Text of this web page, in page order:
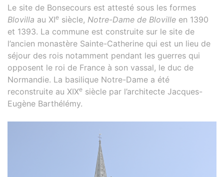
Le site de Bonsecours est attesté sous les formes
Blovilla au XIe siècle, Notre-Dame de Bloville en 1390
et 1393. La commune est construite sur le site de
l’ancien monastère Sainte-Catherine qui est un lieu de
séjour des rois notamment pendant les guerres qui
opposent le roi de France à son vassal, le duc de
Normandie. La basilique Notre-Dame a été
reconstruite au XIXe siècle par l’architecte Jacques-
Eugène Barthélémy.